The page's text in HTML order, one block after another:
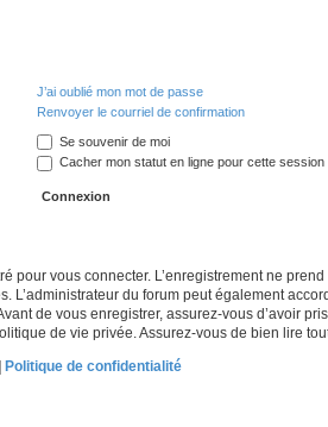
J’ai oublié mon mot de passe
Renvoyer le courriel de confirmation
Se souvenir de moi
Cacher mon statut en ligne pour cette session
pour vous connecter. L’enregistrement ne
L’administrateur du forum peut également
de vous enregistrer, assurez-vous d’avoir
de vie privée. Assurez-vous de bien lire
Politique de confidentialité